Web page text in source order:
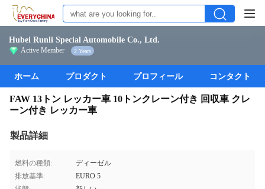
Hubei Runli Special Automobile Co., Ltd.
Active Member 2 Years
ホーム プロダクト プロフィール コンタクト
FAW 13トン レッカー車 10トンクレーン付き 回収車 クレ
ーン付き レッカー車
製品詳細
燃料の種類:
ディーゼル
排放基準:
EURO 5